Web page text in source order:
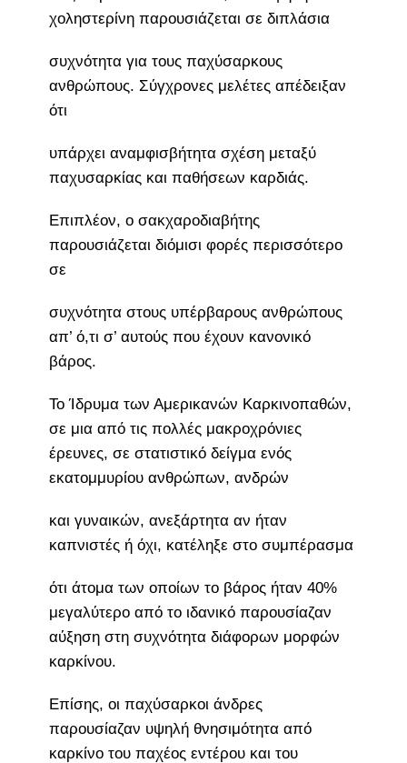
χοληστερίνη παρουσιάζεται σε διπλάσια
συχνότητα για τους παχύσαρκους
ανθρώπους. Σύγχρονες μελέτες απέδειξαν
ότι
υπάρχει αναμφισβήτητα σχέση μεταξύ
παχυσαρκίας και παθήσεων καρδιάς.
Επιπλέον, ο σακχαροδιαβήτης
παρουσιάζεται διόμισι φορές περισσότερο
σε
συχνότητα στους υπέρβαρους ανθρώπους
απ’ ό,τι σ’ αυτούς που έχουν κανονικό
βάρος.
Το Ίδρυμα των Αμερικανών Καρκινοπαθών,
σε μια από τις πολλές μακροχρόνιες
έρευνες, σε στατιστικό δείγμα ενός
εκατομμυρίου ανθρώπων, ανδρών
και γυναικών, ανεξάρτητα αν ήταν
καπνιστές ή όχι, κατέληξε στο συμπέρασμα
ότι άτομα των οποίων το βάρος ήταν 40%
μεγαλύτερο από το ιδανικό παρουσίαζαν
αύξηση στη συχνότητα διάφορων μορφών
καρκίνου.
Επίσης, οι παχύσαρκοι άνδρες
παρουσίαζαν υψηλή θνησιμότητα από
καρκίνο του παχέος εντέρου και του